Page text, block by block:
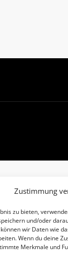
Zustimmung
zu bieten,
und/oder
wir Daten wie
Wenn du deine
Merkmale und